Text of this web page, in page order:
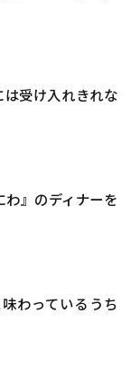
は受け入れきれな
わ』のディナーを
わっているうち